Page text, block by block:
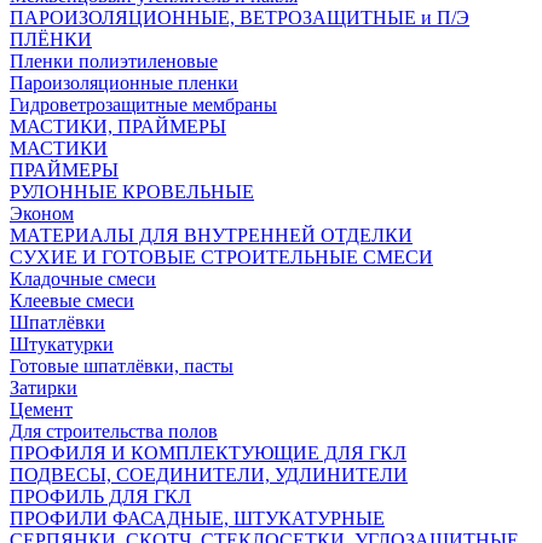
ПАРОИЗОЛЯЦИОННЫЕ, ВЕТРОЗАЩИТНЫЕ и П/Э
ПЛЁНКИ
Пленки полиэтиленовые
Пароизоляционные пленки
Гидроветрозащитные мембраны
МАСТИКИ, ПРАЙМЕРЫ
МАСТИКИ
ПРАЙМЕРЫ
РУЛОННЫЕ КРОВЕЛЬНЫЕ
Эконом
МАТЕРИАЛЫ ДЛЯ ВНУТРЕННЕЙ ОТДЕЛКИ
СУХИЕ И ГОТОВЫЕ СТРОИТЕЛЬНЫЕ СМЕСИ
Кладочные смеси
Клеевые смеси
Шпатлёвки
Штукатурки
Готовые шпатлёвки, пасты
Затирки
Цемент
Для строительства полов
ПРОФИЛЯ И КОМПЛЕКТУЮЩИЕ ДЛЯ ГКЛ
ПОДВЕСЫ, СОЕДИНИТЕЛИ, УДЛИНИТЕЛИ
ПРОФИЛЬ ДЛЯ ГКЛ
ПРОФИЛИ ФАСАДНЫЕ, ШТУКАТУРНЫЕ